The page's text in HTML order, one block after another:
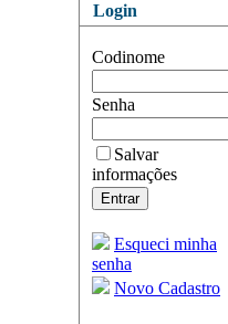
Login
Codinome
Senha
Salvar
informações
Esqueci minha
senha
Novo Cadastro